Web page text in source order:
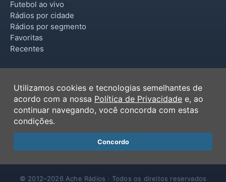
Futebol ao vivo
Rádios por cidade
Rádios por segmento
Favoritas
Recentes
Termos de Uso
Política de Privacidade
Ferramentas
Contato
© 2012–2026 Ache Rádios · Todos os direitos reservados
Utilizamos cookies e tecnologias semelhantes de
acordo com a nossa Política de Privacidade e, ao
continuar navegando, você concorda com estas
condições.
Concordo